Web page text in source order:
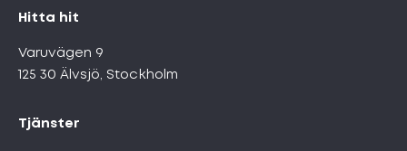
Hitta hit
Varuvägen 9
125 30 Älvsjö, Stockholm
Tjänster